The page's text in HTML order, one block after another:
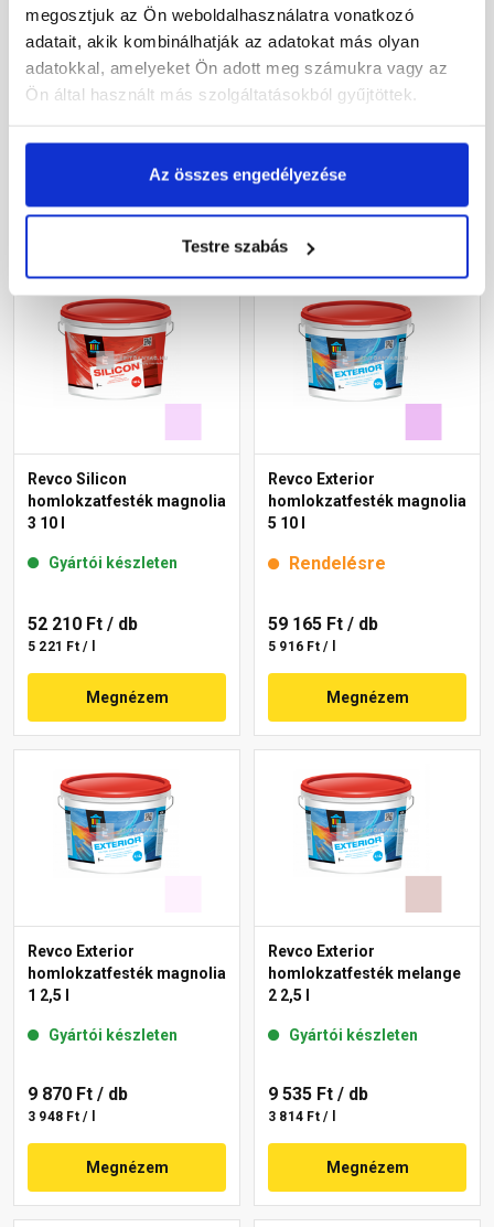
megosztjuk az Ön weboldalhasználatra vonatkozó
adatait, akik kombinálhatják az adatokat más olyan
adatokkal, amelyeket Ön adott meg számukra vagy az
Ön által használt más szolgáltatásokból gyűjtöttek.
Az összes engedélyezése
Testre szabás
Revco Silicon
homlokzatfesték lavender
5 2,5 l
Gyártói készleten
Revco Silicon
homlokzatfesték magnolia
1 10 l
Gyártói készleten
3 596 Ft / l
Revco Silicon
homlokzatfesték magnolia
3 10 l
Gyártói készleten
52 210 Ft / db
5 221 Ft / l
Megnézem
Revco Exterior
homlokzatfesték magnolia
5 10 l
Rendelésre
59 165 Ft / db
5 916 Ft / l
Megnézem
Revco Exterior
homlokzatfesték magnolia
1 2,5 l
Gyártói készleten
9 870 Ft / db
3 948 Ft / l
Megnézem
Revco Exterior
homlokzatfesték melange
2 2,5 l
Gyártói készleten
9 535 Ft / db
3 814 Ft / l
Megnézem